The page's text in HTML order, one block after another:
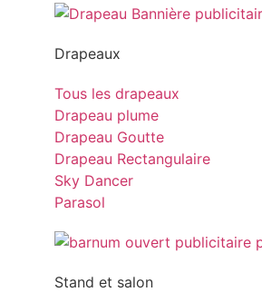
Drapeaux
Tous les drapeaux
Drapeau plume
Drapeau Goutte
Drapeau Rectangulaire
Sky Dancer
Parasol
Stand et salon